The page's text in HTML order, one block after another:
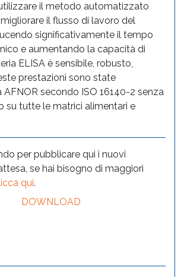
il metodo automatizzato
il flusso di lavoro del
significativamente il tempo
e aumentando la capacità di
ELISA è sensibile, robusto,
prestazioni sono state
secondo ISO 16140-2 senza
su tutte le matrici alimentari e
per pubblicare qui i nuovi
se hai bisogno di maggiori
qui.
DOWNLOAD